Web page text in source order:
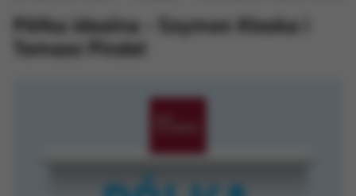
Półka idealna - Szymon Kloska i
Tomasz Pindel